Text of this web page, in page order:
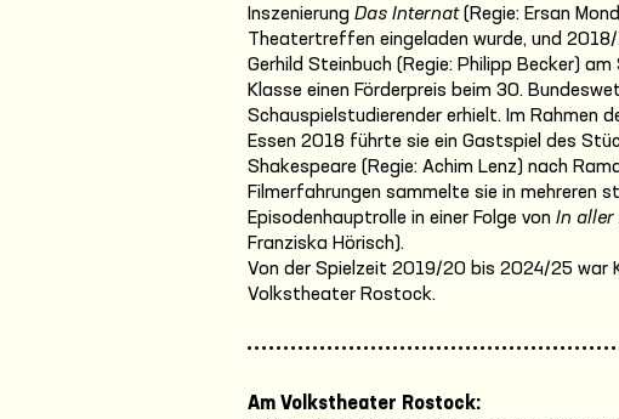
Inszenierung Das Internat(Regie: Ersan
Theatertreffen eingeladen wurde, und
Gerhild Steinbuch (Regie: Philipp Becker)
Klasse einen Förderpreis beim 30.
Schauspielstudierender erhielt. Im Rahmen
Essen 2018 führte sie ein Gastspiel des
Shakespeare (Regie: Achim Lenz) nach
Filmerfahrungen sammelte sie in mehreren
Episodenhauptrolle in einer Folge von In aller
Franziska Hörisch).
Von der Spielzeit 2019/20 bis 2024/25 war
Volkstheater Rostock.
Am Volkstheater Rostock: